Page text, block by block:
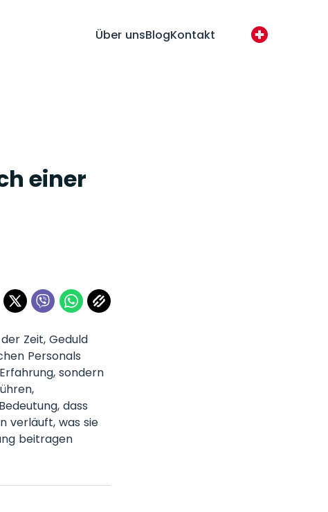
Über unsBlogKontakt
einer
Zeit, Geduld
Personals
sondern
dass
verläuft, was sie
beitragen